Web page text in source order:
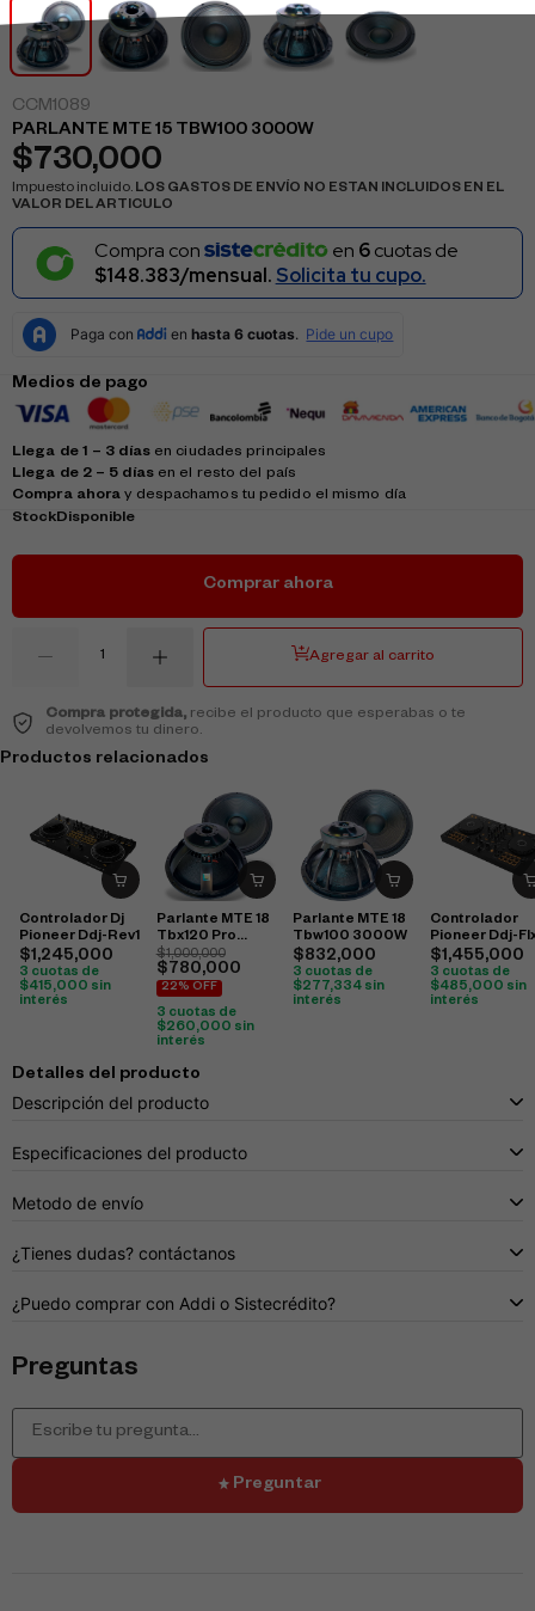
CCM1089
PARLANTE MTE 15 TBW100 3000W
$ 730,000
Impuesto incluido. LOS GASTOS DE ENVÍO NO ESTAN INCLUIDOS EN EL
VALOR DEL ARTICULO
Compra con en 6cuotas de
$148.383/mensual. Solicita tu cupo.
Medios de pago
Llega de 1 – 3 díasen ciudades principales
Llega de 2 – 5 díasen el resto del país
Compra ahora y despachamos tu pedido el mismo día
StockDisponible
Comprar ahora
Agregar al carrito
Compra protegida,recibe el producto que esperabas o te
devolvemos tu dinero.
Productos relacionados
Controlador Dj
Pioneer Ddj-Rev1
$1,245,000
3 cuotas de
$415,000 sin
interés
Parlante MTE 18
Tbx120 Pro
2400W
$1,000,000
$ 780,000
22% OFF
3 cuotas de
$260,000 sin
interés
Parlante MTE 18
Tbw100 3000W
$832,000
3 cuotas de
$277,334 sin
interés
Controlador
Pioneer Ddj-
$1,455,000
3 cuotas de
$485,000 sin
interés
Detalles del producto
Descripción del producto
Especificaciones del producto
Metodo de envío
¿Tienes dudas? contáctanos
¿Puedo comprar con Addi o Sistecrédito?
Preguntas
Preguntar